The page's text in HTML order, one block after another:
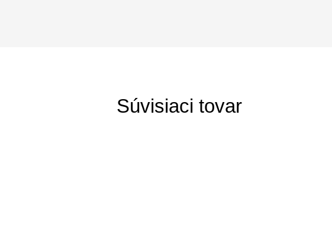
Súvisiaci tovar